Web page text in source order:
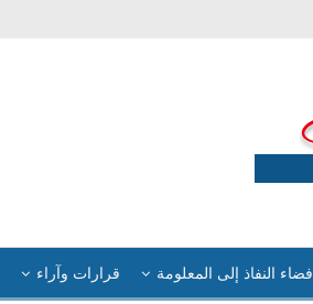
فضاء النفاذ إلى المعلومة قرارات وآراء